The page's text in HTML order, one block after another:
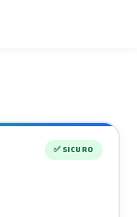
✅SICURO